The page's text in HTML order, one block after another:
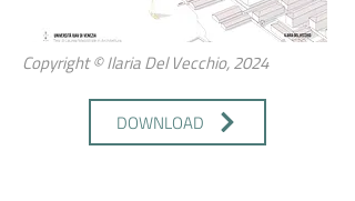
Copyright © Ilaria Del Vecchio, 2024
DOWNLOAD